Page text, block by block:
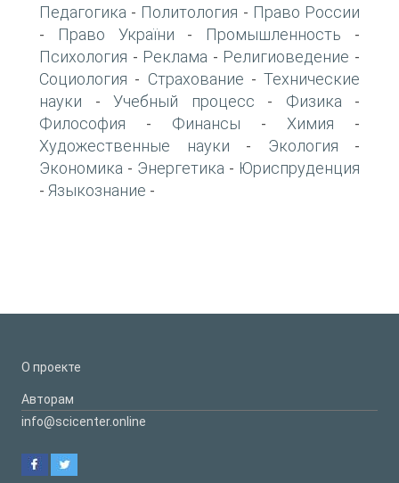
Педагогика - Политология - Право России
- Право України - Промышленность -
Психология - Реклама - Религиоведение -
Социология - Страхование - Технические
науки - Учебный процесс - Физика -
Философия - Финансы - Химия -
Художественные науки - Экология -
Экономика - Энергетика - Юриспруденция
- Языкознание -
О проекте
Авторам
info@scicenter.online